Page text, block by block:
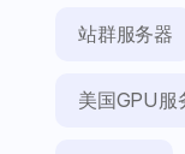
站群服务器
美国GPU服